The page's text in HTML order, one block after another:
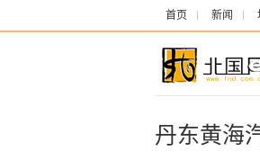
首页 新闻
丹东黄海